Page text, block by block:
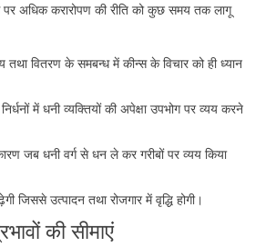
पर अधिक करारोपण की रीति को कुछ समय तक लागू
वितरण के समबन्ध में कीन्स के विचार को ही ध्यान
में धनी व्यक्तियों की अपेक्षा उपभोग पर व्यय करने
जब धनी वर्ग से धन ले कर गरीबों पर व्यय किया
जिससे उत्पादन तथा रोजगार में वृद्धि होगी।
की सीमाएं